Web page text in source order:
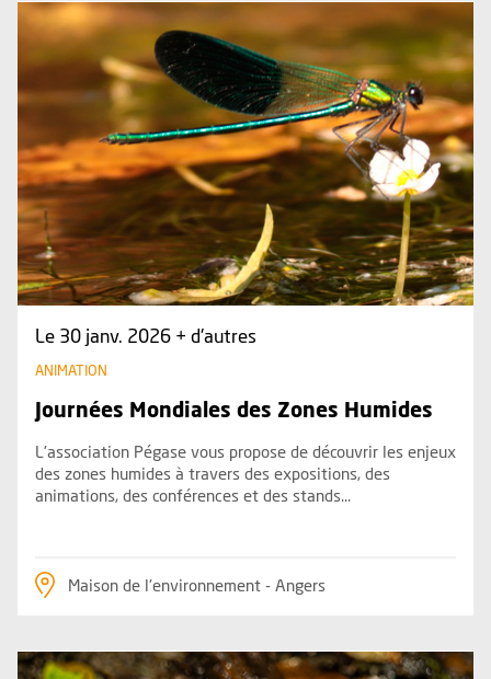
Le 30 janv. 2026 + d'autres
ANIMATION
Journées Mondiales des Zones Humides
L'association Pégase vous propose de découvrir les enjeux
des zones humides à travers des expositions, des
animations, des conférences et des stands...
Maison de l'environnement - Angers
Plus d'information sur l'évènement : Journées Mondiales
Plus d'information sur l'évènement : Les amphibiens de